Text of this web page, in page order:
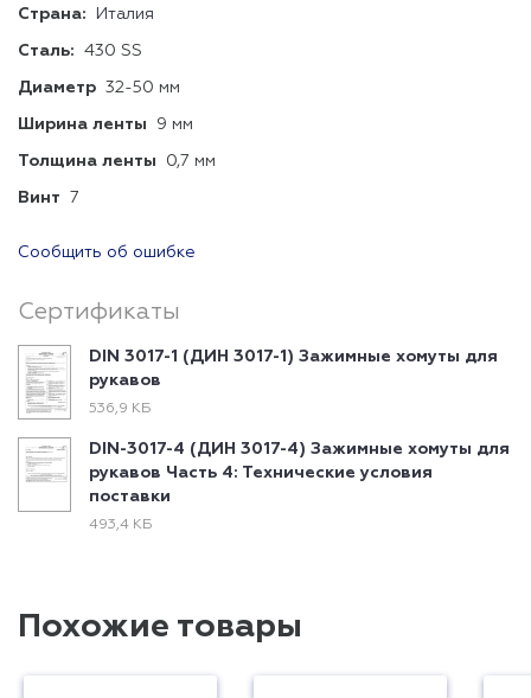
Страна: Италия
Сталь: 430 SS
Диаметр 32-50 мм
Ширина ленты 9 мм
Толщина ленты 0,7 мм
Винт 7
Сообщить об ошибке
Сертификаты
DIN 3017-1 (ДИН 3017-1) Зажимные хомуты для
рукавов
536,9 КБ
DIN-3017-4 (ДИН 3017-4) Зажимные хомуты для
рукавов Часть 4: Технические условия
поставки
493,4 КБ
Похожие товары